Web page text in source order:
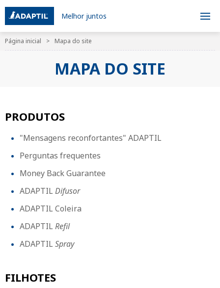
Melhor juntos
Página inicial Mapa do site
MAPA DO SITE
PRODUTOS
"Mensagens reconfortantes" ADAPTIL
Perguntas frequentes
Money Back Guarantee
ADAPTIL Difusor
ADAPTIL Coleira
ADAPTIL Refil
ADAPTIL Spray
FILHOTES